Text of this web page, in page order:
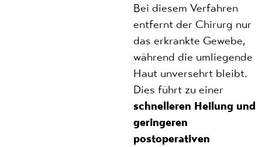
Bei diesem Verfahren
entfernt der Chirurg nur
das erkrankte Gewebe,
während die umliegende
Haut unversehrt bleibt.
Dies führt zu einer
schnelleren Heilung und
geringeren
postoperativen